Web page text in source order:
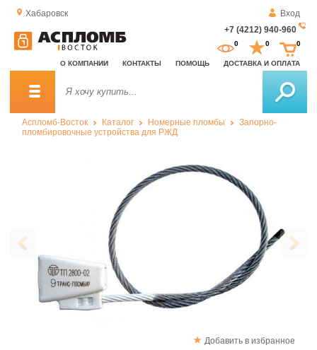
Хабаровск
Вход
+7 (4212) 940-960
О КОМПАНИИ КОНТАКТЫ ПОМОЩЬ ДОСТАВКА И ОПЛАТА
0 0 0
Аспломб-Восток Каталог Номерные пломбы
Запорно-
пломбировочные устройства для РЖД
Добавить в избранное